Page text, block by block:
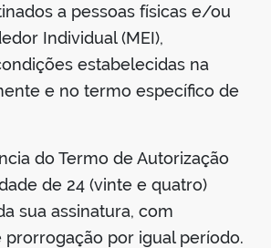
a pessoas físicas e/ou
Individual (MEI),
estabelecidas na
e no termo específico de
do Termo de Autorização
de 24 (vinte e quatro)
sua assinatura, com
prorrogação por igual período.